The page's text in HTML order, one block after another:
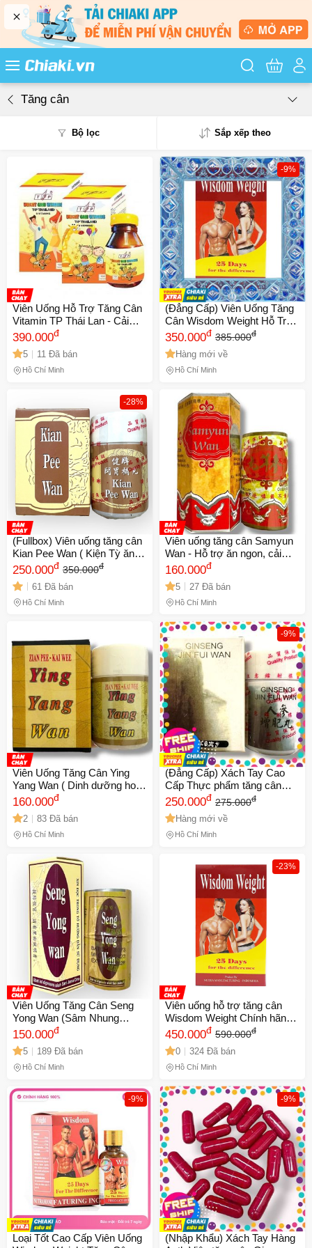
Tìm kiếm
Tăng cân
Bộ lọc Sắp xếp theo
Phổ biến
Mua nhiều
Mới nhất
Giá từ thấp - cao
Giá từ cao - thấp
Viên Uống Hỗ Trợ Tăng Cân
Vitamin TP Thái Lan - Cải
Thiện Cân Nặng, Hỗ Trợ Ăn
Ngủ Ngon, Hộp 100 Viên
390.000đ
5 11 Đã bán
Hồ Chí Minh
-9%
(Đẳng Cấp) Viên Uống Tăng
Cân Wisdom Weight Hỗ Trợ
Tăng Cân Tự Nhiên Từ Nutra
Manufacturing Inc, 25 Viên
Set Đầy Đủ
350.000đ 385.000đ
Hàng mới về
Hồ Chí Minh
-28%
(Fullbox) Viên uống tăng cân
Kian Pee Wan ( Kiện Tỳ ăn
ngủ ngon ) xuất xứ Malaysia
giúp ăn ngon miệng, ngủ
ngon - Mã 1062 Chính hang
250.000đ 350.000đ
61 Đã bán
Hồ Chí Minh
Viên uống tăng cân Samyun
Wan - Hỗ trợ ăn ngon, cải
thiện giấc ngủ, chiết xuất tự
nhiên từ Malaysia, 20
viên/hộp - Mã 1542
160.000đ
5 27 Đã bán
Hồ Chí Minh
Viên Uống Tăng Cân Ying
Yang Wan ( Dinh dưỡng hoàn
) - Thực Phẩm Chức Năng
Nhập Khẩu Hong Kong Hỗ
Trợ Ngủ Ngon, Ăn Ngon - 33
Viên/Hộp - Mã 1534
160.000đ
2 83 Đã bán
Hồ Chí Minh
-9%
(Đẳng Cấp) Xách Tay Cao
Cấp Thực phẩm tăng cân
Ginseng Jin Fui Wan ( Nhân
sâm Tăng Phì Hoàn ) hàng
Malaysia Giú Hộp 30 viên
Hàng Chuẩn
250.000đ 275.000đ
Hàng mới về
Hồ Chí Minh
Viên Uống Tăng Cân Seng
Yong Wan (Sâm Nhung
Hoàn) - Hỗ Trợ Ăn Ngon,
Ngủ Ngon, Da Dẻ Hồng Hào
- Hộp 20 Viên Xuất Xứ
Malaysia - Mã 1469
150.000đ
5 189 Đã bán
Hồ Chí Minh
-23%
Viên uống hỗ trợ tăng cân
Wisdom Weight Chính hãng -
Tự nhiên, hiệu quả, an toàn
cho sức khỏe, dễ sử dụng
mọi lứa tuổi
450.000đ 590.000đ
0 324 Đã bán
Hồ Chí Minh
-9%
Loại Tốt Cao Cấp Viên Uống
-9%
(Nhập Khẩu) Xách Tay Hàng